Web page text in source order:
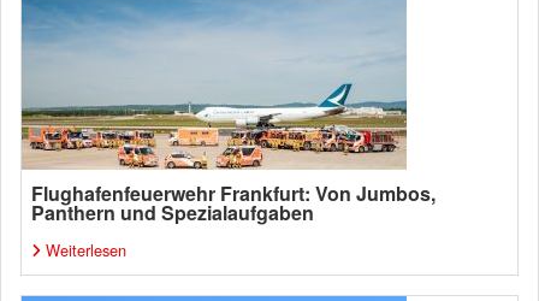
Flughafenfeuerwehr Frankfurt: Von Jumbos,
Panthern und Spezialaufgaben
Weiterlesen